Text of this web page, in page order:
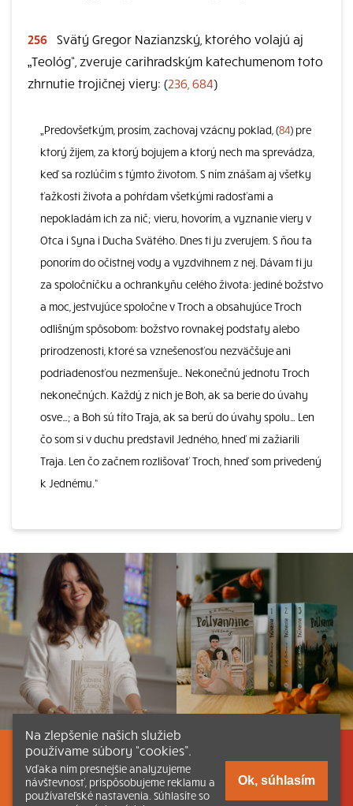
256 Svätý Gregor Nazianzský, ktorého volajú aj
„Teológ“, zveruje carihradským katechumenom toto
zhrnutie trojičnej viery: (236, 684)
„Predovšetkým, prosím, zachovaj vzácny poklad, (84) pre
ktorý žijem, za ktorý bojujem a ktorý nech ma sprevádza,
keď sa rozlúčim s týmto životom. S ním znášam aj všetky
ťažkosti života a pohŕdam všetkými radosťami a
nepokladám ich za nič; vieru, hovorím, a vyznanie viery v
Otca i Syna i Ducha Svätého. Dnes ti ju zverujem. S ňou ta
ponorím do očistnej vody a vyzdvihnem z nej. Dávam ti ju
za spoločníčku a ochrankyňu celého života: jediné božstvo
a moc, jestvujúce spoločne v Troch a obsahujúce Troch
odlišným spôsobom: božstvo rovnakej podstaty alebo
prirodzenosti, ktoré sa vznešenosťou nezväčšuje ani
podriadenosťou nezmenšuje… Nekonečnú jednotu Troch
nekonečných. Každý z nich je Boh, ak sa berie do úvahy
osve…; a Boh sú títo Traja, ak sa berú do úvahy spolu… Len
čo som si v duchu predstavil Jedného, hneď mi zažiarili
Traja. Len čo začnem rozlišovať Troch, hneď som privedený
k Jednému.“
Listovať Obsah Dokumenty a články
Kontakt Tlačená verzia Katechizmu
Na zlepšenie našich služieb
používame súbory “cookies”.
Vďaka nim presnejšie analyzujeme
návštevnosť, prispôsobujeme reklamu a
používateľské nastavenia. Súhlasíte so
Ok, súhlasím